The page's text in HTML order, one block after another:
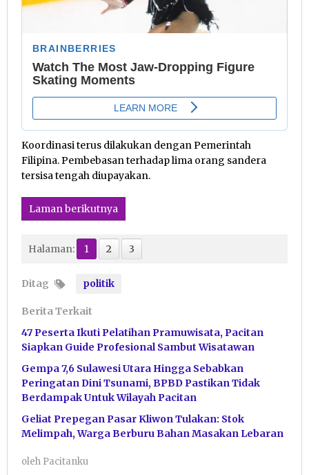
Koordinasi terus dilakukan dengan Pemerintah
Filipina. Pembebasan terhadap lima orang sandera
tersisa tengah diupayakan.
Laman berikutnya
Halaman: 1 2 3
Ditag politik
Berita Terkait
47 Peserta Ikuti Pelatihan Pramuwisata, Pacitan
Siapkan Guide Profesional Sambut Wisatawan
Gempa 7,6 Sulawesi Utara Hingga Sebabkan
Peringatan Dini Tsunami, BPBD Pastikan Tidak
Berdampak Untuk Wilayah Pacitan
Geliat Prepegan Pasar Kliwon Tulakan: Stok
Melimpah, Warga Berburu Bahan Masakan Lebaran
oleh Pacitanku